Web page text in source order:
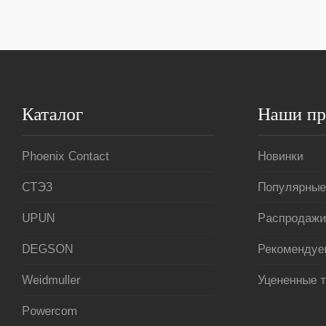
Каталог
Phoenix Contact
СТЭЗ
UPUN
DEGSON
Weidmuller
Powercom
Наши
Новинки
Уцененные